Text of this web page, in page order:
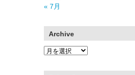
« 7月
Archive
Archive